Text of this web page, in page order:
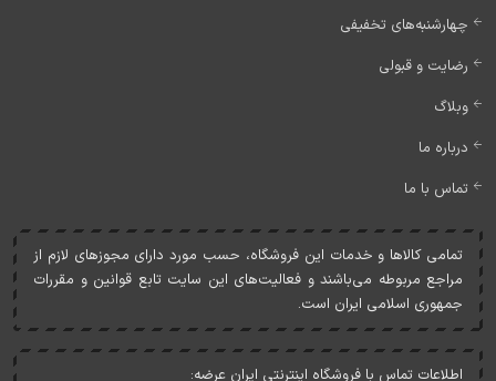
چهارشنبه‌های تخفیفی
رضایت و قبولی
وبلاگ
درباره ما
تماس با ما
تمامی کالاها و خدمات اين فروشگاه، حسب مورد دارای مجوزهای لازم از
مراجع مربوطه می‌باشند و فعاليت‌های اين سايت تابع قوانين و مقررات
جمهوری اسلامی ايران است.
اطلاعات تماس با فروشگاه اینترنتی ایران عرضه: